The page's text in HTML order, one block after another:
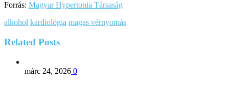
Forrás: Magyar Hypertonia Társaság
alkohol kardiológia magas vérnyomás
Related Posts
márc 24, 2026 0